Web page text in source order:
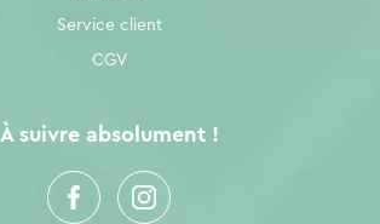
Service client
CGV
À suivre absolument !